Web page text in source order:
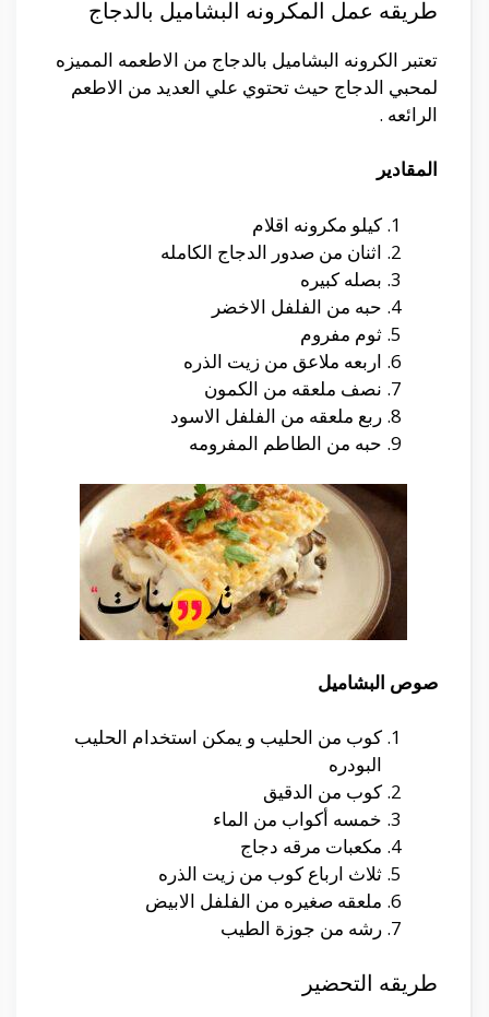
طريقه عمل المكرونه البشاميل بالدجاج
تعتبر الكرونه البشاميل بالدجاج من الاطعمه المميزه
لمحبي الدجاج حيث تحتوي علي العديد من الاطعم
الرائعه .
المقادير
كيلو مكرونه اقلام
اثنان من صدور الدجاج الكامله
بصله كبيره
حبه من الفلفل الاخضر
ثوم مفروم
اربعه ملاعق من زيت الذره
نصف ملعقه من الكمون
ربع ملعقه من الفلفل الاسود
حبه من الطاطم المفرومه
صوص البشاميل
كوب من الحليب و يمكن استخدام الحليب
البودره
كوب من الدقيق
خمسه أكواب من الماء
مكعبات مرقه دجاج
ثلاث ارباع كوب من زيت الذره
ملعقه صغيره من الفلفل الابيض
رشه من جوزة الطيب
طريقه التحضير